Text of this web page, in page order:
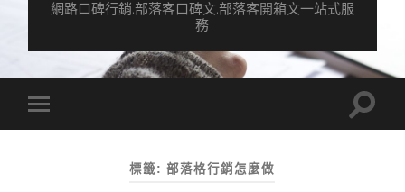
網路口碑行銷.部落客口碑文.部落客開箱文一站式服
務
mobile
Toggle
標籤:部落格行銷怎麼做